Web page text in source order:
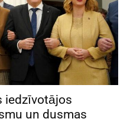
iedzīvotājos
un dusmas